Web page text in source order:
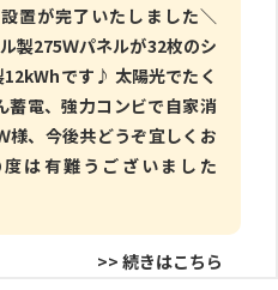
置が完了いたしました＼
製275Ｗパネルが32枚のシ
12kWhです♪ 太陽光でたく
蓄電、強力コンビで自家消
、今後共どうぞ宜しくお
は有難うございました
>> 続きはこちら